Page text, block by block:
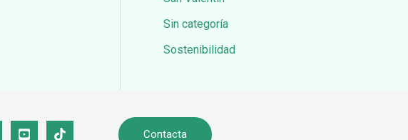
Sin categoría
Sostenibilidad
Contacta